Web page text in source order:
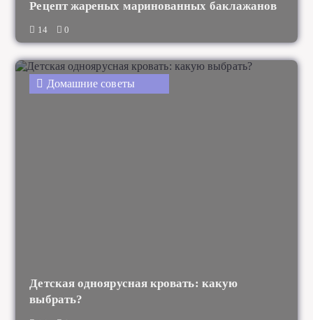
Рецепт жареных маринованных баклажанов
14 0
Домашние советы
Детская одноярусная кровать: какую
выбрать?